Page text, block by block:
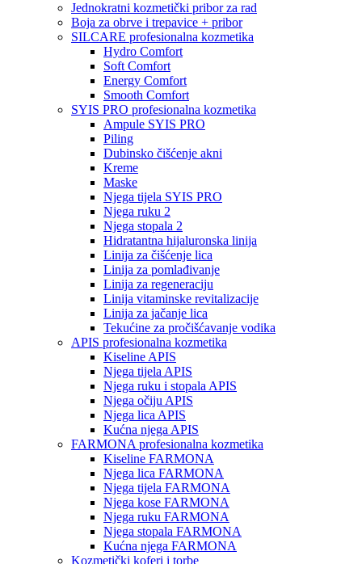
Jednokratni kozmetički pribor za rad
Boja za obrve i trepavice + pribor
SILCARE profesionalna kozmetika
Hydro Comfort
Soft Comfort
Energy Comfort
Smooth Comfort
SYIS PRO profesionalna kozmetika
Ampule SYIS PRO
Piling
Dubinsko čišćenje akni
Kreme
Maske
Njega tijela SYIS PRO
Njega ruku 2
Njega stopala 2
Hidratantna hijaluronska linija
Linija za čišćenje lica
Linija za pomlađivanje
Linija za regeneraciju
Linija vitaminske revitalizacije
Linija za jačanje lica
Tekućine za pročišćavanje vodika
APIS profesionalna kozmetika
Kiseline APIS
Njega tijela APIS
Njega ruku i stopala APIS
Njega očiju APIS
Njega lica APIS
Kućna njega APIS
FARMONA profesionalna kozmetika
Kiseline FARMONA
Njega lica FARMONA
Njega tijela FARMONA
Njega kose FARMONA
Njega ruku FARMONA
Njega stopala FARMONA
Kućna njega FARMONA
Kozmetički koferi i torbe